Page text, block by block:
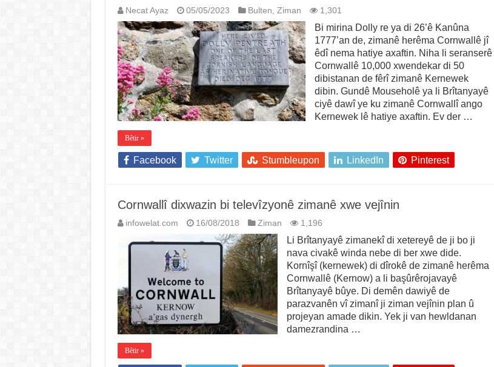
Necat Ayaz 05/05/2023 Bulten, Ziman 1,301
Bi mirina Dolly re ya di 26’ê Kanûna
1777’an de, zimanê herêma Cornwallê jî
êdî nema hatiye axaftin. Niha li seranserê
Cornwallê 10,000 xwendekar di 50
dibistanan de fêrî zimanê Kernewek
dibin. Gundê Mouseholê ya li Brîtanyayê
ciyê dawî ye ku zimanê Cornwallî ango
Kernewek lê hatiye axaftin. Ev der …
Bêtir »
Facebook Twitter Stumbleupon LinkedIn Pinterest
Cornwallî dixwazin bi televîzyonê zimanê xwe vejînin
infowelat.com 16/08/2018 Ziman 1,196
Li Brîtanyayê zimanekî di xetereyê de ji bo ji
nava civakê winda nebe di ber xwe dide.
Kornîşî (kernewek) di dîrokê de zimanê herêma
Cornwallê (Kernow) a li başûrêrojavayê
Brîtanyayê bûye. Di demên dawiyê de
parazvanên vî zimanî ji ziman vejînin plan û
projeyan amade dikin. Yek ji van hewldanan
damezrandina …
Bêtir »